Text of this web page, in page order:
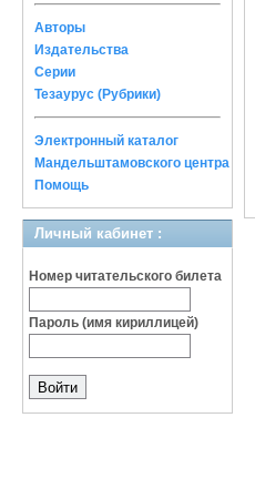
Авторы
Издательства
Серии
Тезаурус (Рубрики)
Электронный каталог
Мандельштамовского центра
Помощь
Личный кабинет :
Номер читательского билета
Пароль (имя кириллицей)